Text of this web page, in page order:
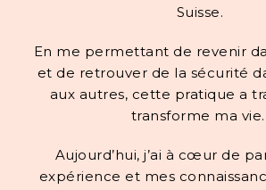
Suisse.
En me permettant de revenir
et de retrouver de la sécurité
aux autres, cette pratique a
transforme ma vie.
Aujourd’hui, j’ai à cœur de
expérience et mes